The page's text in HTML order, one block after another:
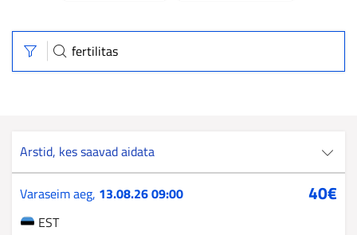
Ava
filtrid
Otsi
Arstid, kes saavad aidata
Mand
Varaseim aeg, 13.08.26 09:00 40€
EST